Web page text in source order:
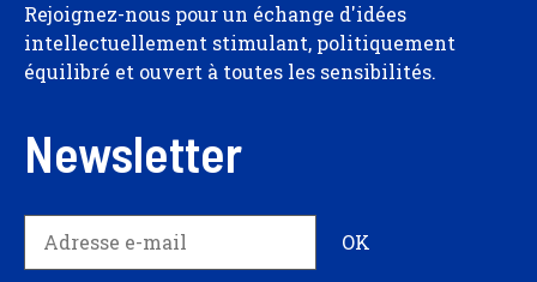
Rejoignez-nous pour un échange d'idées
intellectuellement stimulant, politiquement
équilibré et ouvert à toutes les sensibilités.
Newsletter